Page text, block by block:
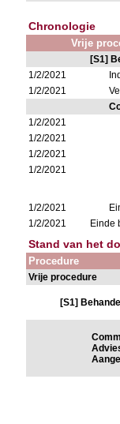
Chronologie
Vrije
[S1]
1/2/2021
1/2/2021
1/2/2021
1/2/2021
1/2/2021
1/2/2021
1/2/2021
1/2/2021
Einde
Stand van het
Procedure
Vrije procedure
[S1]